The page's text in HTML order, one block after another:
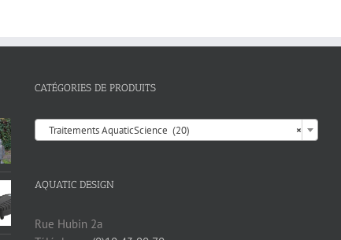
CATÉGORIES DE PRODUITS
×
Traitements AquaticScience (20)
AQUATIC DESIGN
Rue Hubin 2a